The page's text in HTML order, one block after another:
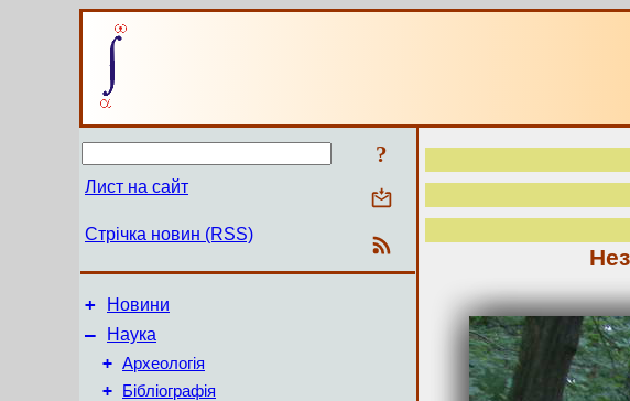
?
Лист на сайт
Стрічка новин (RSS)
+ Новини
–
Наука
+ Археологія
+ Бібліографія